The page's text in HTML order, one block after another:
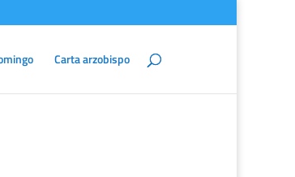
Carta arzobispo